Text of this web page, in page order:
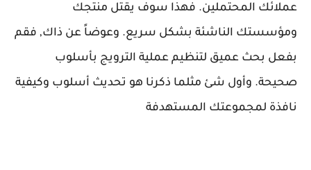
عملائك المحتملين. فهذا سوف يقتل منتجك
ومؤسستك الناشئة بشكل سريع. وعوضاً عن ذاك, فقم
بفعل بحث عميق لتنظيم عملية الترويج بأسلوب
صحيحة. وأول شئ مثلما ذكرنا هو تحديث أسلوب وكيفية
نافذة لمجموعتك المستهدفة